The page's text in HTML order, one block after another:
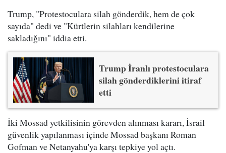
Trump, "Protestoculara silah gönderdik, hem de çok
sayıda" dedi ve "Kürtlerin silahları kendilerine
sakladığını" iddia etti.
Trump İranlı protestoculara
silah gönderdiklerini itiraf
etti
İki Mossad yetkilisinin görevden alınması kararı, İsrail
güvenlik yapılanması içinde Mossad başkanı Roman
Gofman ve Netanyahu'ya karşı tepkiye yol açtı.